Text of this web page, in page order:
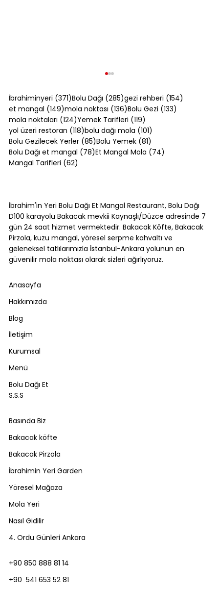
Karadeniz'in Batı Ucunda Ne Var?
İbrahiminyeri (371)371 yazı
Bolu Dağı (285)285 yazı
gezi rehberi (154)
et mangal (149)149 yazı
mola noktası (136)136 yazı
Bolu Gezi (133)
mola noktaları (124)124 yazı
Yemek Tarifleri (119)
yol üzeri restoran (118)118 yazı
bolu dağı mola (101)
Bolu Gezilecek Yerler (85)85 yazı
Bolu Yemek (81)
Bolu Dağı et mangal (78)78 yazı
Et Mangal Mola (74)
Mangal Tarifleri (62)
İbrahim'in Yeri Bolu Dağı Et Mangal Restaurant, Bolu Dağı
D100 karayolu Bakacak mevkii Kaynaşlı/Düzce adresinde 7
gün 24 saat hizmet vermektedir. Bakacak Köfte, Bakacak
Pirzola, kuzu mangal, yöresel serpme kahvaltı ve
geleneksel tatlılarımızla İstanbul-Ankara yolunun en
güvenilir mola noktası olarak sizleri ağırlıyoruz.
Anasayfa
Hakkımızda
Blog
İletişim
Kurumsal
Menü
Bolu Dağı Et
S.S.S
Basında Biz
Bakacak köfte
Bakacak Pirzola
İbrahimin Yeri Garden
Yöresel Mağaza
Mola Yeri
Nasıl Gidilir
4. Ordu Günleri Ankara
+90 850 888 81 14
+90 541 653 52 81